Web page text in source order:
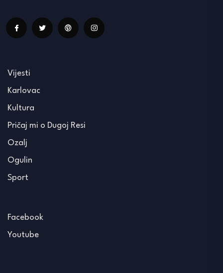
Vijesti
Karlovac
Kultura
Pričaj mi o Dugoj Resi
Ozalj
Ogulin
Sport
Facebook
Youtube